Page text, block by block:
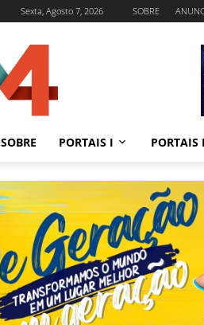
Sexta, Agosto 7, 2026 SOBRE
SOBRE PORTAIS I PORTAIS